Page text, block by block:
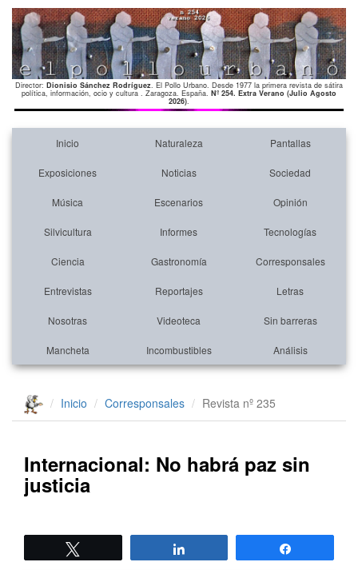
Director: Dionisio Sánchez Rodríguez. El Pollo Urbano. Desde 1977 la primera revista de sátira
política, información, ocio y cultura . Zaragoza. España. Nº 254. Extra Verano (Julio Agosto
2026).
Inicio Naturaleza Pantallas
Exposiciones Noticias Sociedad
Música Escenarios Opinión
Silvicultura Informes Tecnologías
Ciencia Gastronomía Corresponsales
Entrevistas Reportajes Letras
Nosotras Videoteca Sin barreras
Mancheta Incombustibles Análisis
Inicio Corresponsales Revista nº 235
Internacional: No habrá paz sin
justicia